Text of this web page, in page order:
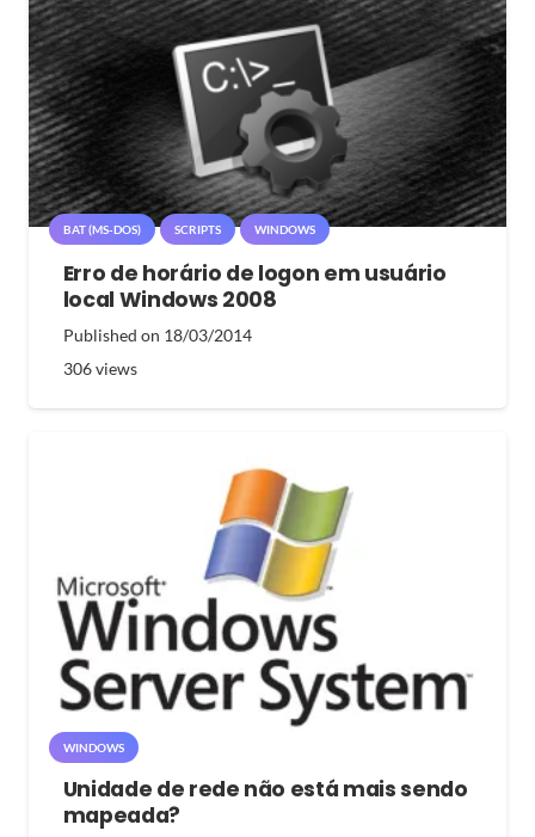
BAT (MS-DOS) SCRIPTS WINDOWS
Erro de horário de logon em usuário
local Windows 2008
Published on 18/03/2014
306views
WINDOWS
Unidade de rede não está mais sendo
mapeada?